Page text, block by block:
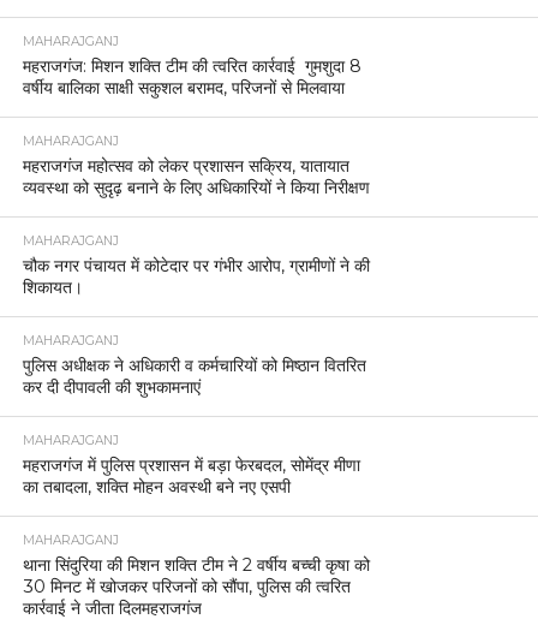
MAHARAJGANJ
महराजगंज: मिशन शक्ति टीम की त्वरित कार्रवाई गुमशुदा 8
वर्षीय बालिका साक्षी सकुशल बरामद, परिजनों से मिलवाया
MAHARAJGANJ
महराजगंज महोत्सव को लेकर प्रशासन सक्रिय, यातायात
व्यवस्था को सुदृढ़ बनाने के लिए अधिकारियों ने किया निरीक्षण
MAHARAJGANJ
चौक नगर पंचायत में कोटेदार पर गंभीर आरोप, ग्रामीणों ने की
शिकायत।
MAHARAJGANJ
पुलिस अधीक्षक ने अधिकारी व कर्मचारियों को मिष्ठान वितरित
कर दी दीपावली की शुभकामनाएं
MAHARAJGANJ
महराजगंज में पुलिस प्रशासन में बड़ा फेरबदल, सोमेंद्र मीणा
का तबादला, शक्ति मोहन अवस्थी बने नए एसपी
MAHARAJGANJ
थाना सिंदुरिया की मिशन शक्ति टीम ने 2 वर्षीय बच्ची कृषा को
30 मिनट में खोजकर परिजनों को सौंपा, पुलिस की त्वरित
कार्रवाई ने जीता दिलमहराजगंज